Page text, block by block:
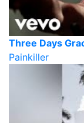
Three Days
Painkiller